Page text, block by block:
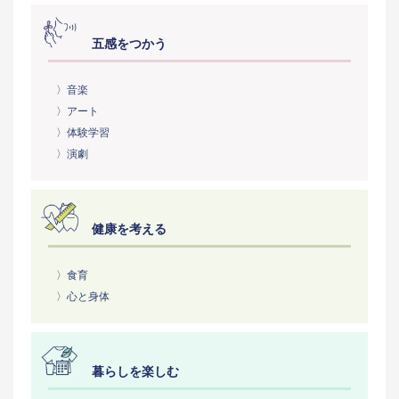
五感をつかう
〉音楽
〉アート
〉体験学習
〉演劇
健康を考える
〉食育
〉心と身体
暮らしを楽しむ